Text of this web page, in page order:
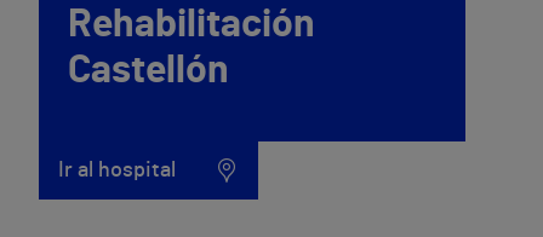
Rehabilitación
Castellón
Ir al hospital